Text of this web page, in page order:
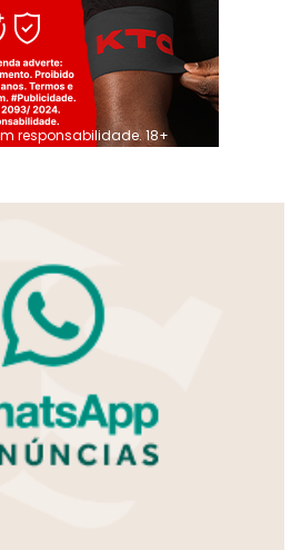
responsabilidade. 18+